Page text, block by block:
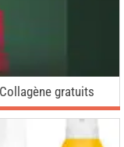
gratuits